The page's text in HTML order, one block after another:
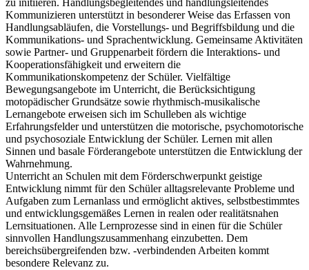
zu initiieren. Handlungsbegleitendes und handlungsleitendes
Kommunizieren unterstützt in besonderer Weise das Erfassen von
Handlungsabläufen, die Vorstellungs- und Begriffsbildung und die
Kommunikations- und Sprachentwicklung. Gemeinsame Aktivitäten
sowie Partner- und Gruppenarbeit fördern die Interaktions- und
Kooperationsfähigkeit und erweitern die
Kommunikationskompetenz der Schüler. Vielfältige
Bewegungsangebote im Unterricht, die Berücksichtigung
motopädischer Grundsätze sowie rhythmisch-musikalische
Lernangebote erweisen sich im Schulleben als wichtige
Erfahrungsfelder und unterstützen die motorische, psychomotorische
und psychosoziale Entwicklung der Schüler. Lernen mit allen
Sinnen und basale Förderangebote unterstützen die Entwicklung der
Wahrnehmung.
Unterricht an Schulen mit dem Förderschwerpunkt geistige
Entwicklung nimmt für den Schüler alltagsrelevante Probleme und
Aufgaben zum Lernanlass und ermöglicht aktives, selbstbestimmtes
und entwicklungsgemäßes Lernen in realen oder realitätsnahen
Lernsituationen. Alle Lernprozesse sind in einen für die Schüler
sinnvollen Handlungszusammenhang einzubetten. Dem
bereichsübergreifenden bzw. -verbindenden Arbeiten kommt
besondere Relevanz zu.